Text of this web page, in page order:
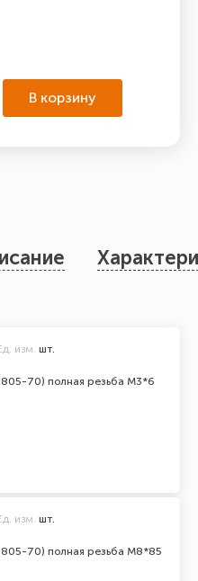
В корзину
70) полная резьба М3*6
изм. шт.
70) полная резьба М8*85
изм. шт.